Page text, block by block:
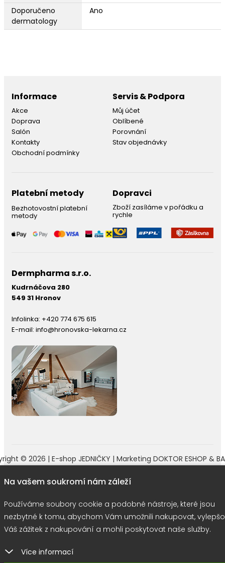
Doporučeno
dermatology
Ano
Informace
Akce
Doprava
Salón
Kontakty
Obchodní podmínky
Servis & Podpora
Můj účet
Oblíbené
Porovnání
Stav objednávky
Platební metody
Bezhotovostní platební
metody
Dopravci
Zboží zasíláme v pořádku a
rychle
Dermpharma s.r.o.
Kudrnáčova 280
549 31 Hronov
Infolinka: +420 774 675 615
E-mail: info@hronovska-lekarna.cz
© 2026 | E-shop JEDNIČKY | Marketing DOKTOR ESHOP &
Na vašem soukromí nám záleží
Používáme soubory cookie a podobné nástroje, které jsou
nezbytné k tomu, abychom Vám umožnili nakupovat,
Váš zážitek z nakupování a mohli poskytovat naše služby.
Více informací